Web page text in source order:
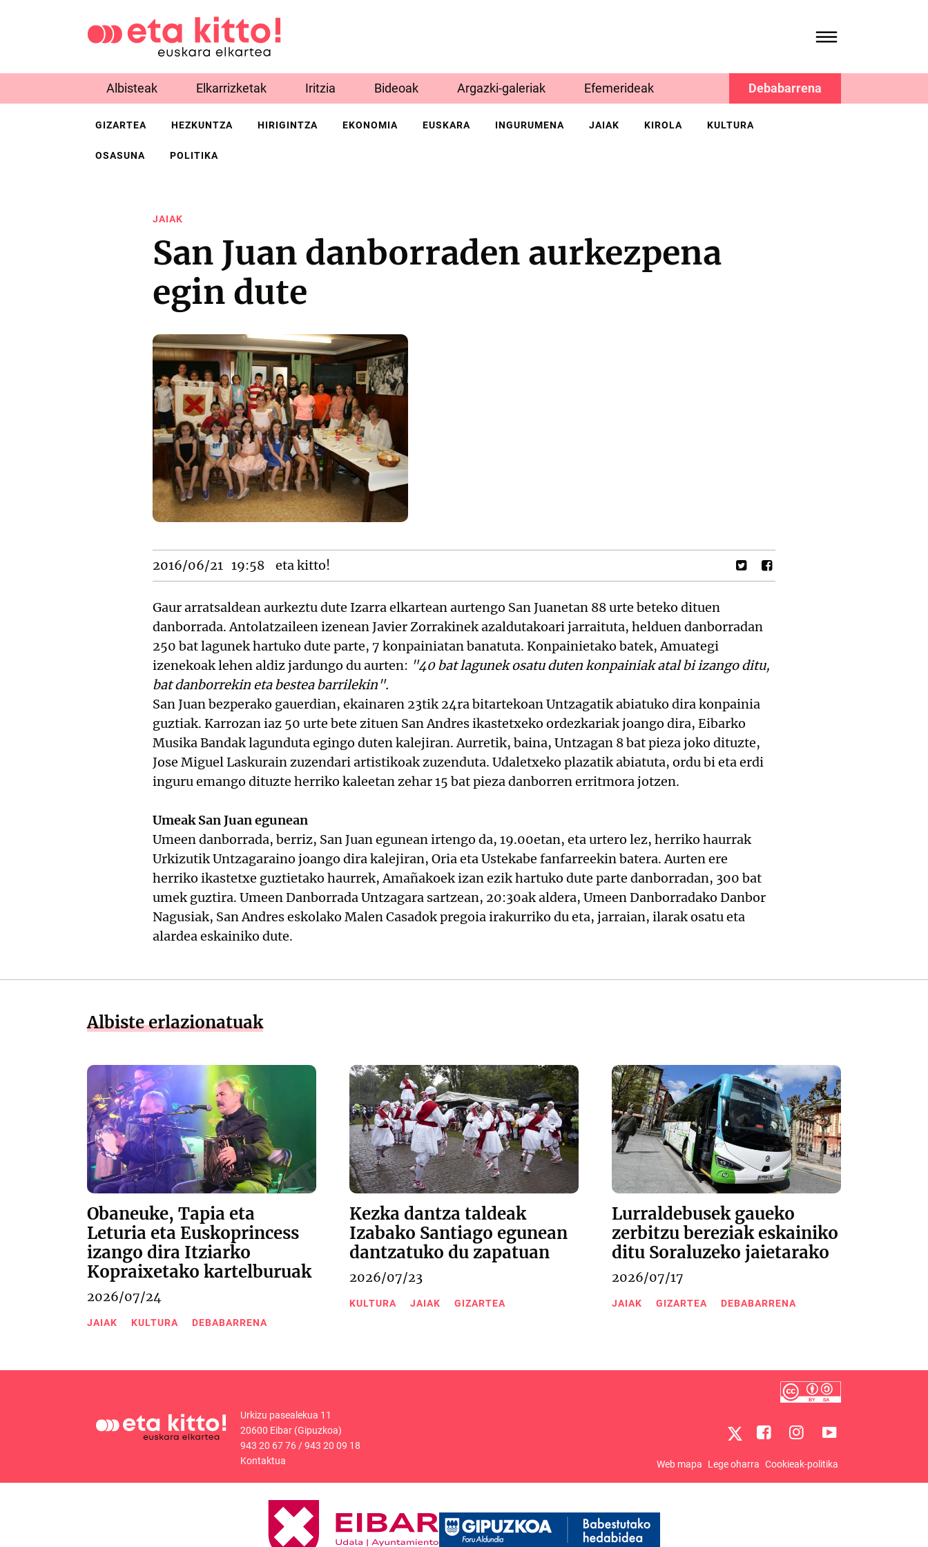
Albisteak Elkarrizketak Iritzia Bideoak Argazki-galeriak Efemerideak Debabarrena
GIZARTEA HEZKUNTZA HIRIGINTZA EKONOMIA EUSKARA INGURUMENA JAIAK KIROLA KULTURA
OSASUNA POLITIKA
JAIAK
San Juan danborraden aurkezpena
egin dute
2016/06/21 19:58 eta kitto!
Gaur arratsaldean aurkeztu dute Izarra elkartean aurtengo San Juanetan 88 urte beteko dituen
danborrada. Antolatzaileen izenean Javier Zorrakinek azaldutakoari jarraituta, helduen danborradan
250 bat lagunek hartuko dute parte, 7 konpainiatan banatuta. Konpainietako batek, Amuategi
izenekoak lehen aldiz jardungo du aurten: "40 bat lagunek osatu duten konpainiak atal bi izango ditu,
bat danborrekin eta bestea barrilekin".
San Juan bezperako gauerdian, ekainaren 23tik 24ra bitartekoan Untzagatik abiatuko dira konpainia
guztiak. Karrozan iaz 50 urte bete zituen San Andres ikastetxeko ordezkariak joango dira, Eibarko
Musika Bandak lagunduta egingo duten kalejiran. Aurretik, baina, Untzagan 8 bat pieza joko dituzte,
Jose Miguel Laskurain zuzendari artistikoak zuzenduta. Udaletxeko plazatik abiatuta, ordu bi eta erdi
inguru emango dituzte herriko kaleetan zehar 15 bat pieza danborren erritmora jotzen.
Umeak San Juan egunean
Umeen danborrada, berriz, San Juan egunean irtengo da, 19.00etan, eta urtero lez, herriko haurrak
Urkizutik Untzagaraino joango dira kalejiran, Oria eta Ustekabe fanfarreekin batera. Aurten ere
herriko ikastetxe guztietako haurrek, Amañakoek izan ezik hartuko dute parte danborradan, 300 bat
umek guztira. Umeen Danborrada Untzagara sartzean, 20:30ak aldera, Umeen Danborradako Danbor
Nagusiak, San Andres eskolako Malen Casadok pregoia irakurriko du eta, jarraian, ilarak osatu eta
alardea eskainiko dute.
Albiste erlazionatuak
Obaneuke, Tapia eta
Leturia eta Euskoprincess
izango dira Itziarko
Kopraixetako kartelburuak
2026/07/24
JAIAK KULTURA DEBABARRENA
Kezka dantza taldeak
Izabako Santiago egunean
dantzatuko du zapatuan
2026/07/23
KULTURA JAIAK GIZARTEA
Lurraldebusek gaueko
zerbitzu bereziak eskainiko
ditu Soraluzeko jaietarako
2026/07/17
JAIAK GIZARTEA DEBABARRENA
Urkizu pasealekua 11
20600 Eibar (Gipuzkoa)
943 20 67 76/943 20 09 18
Kontaktua
Web mapa Lege oharra Cookieak-politika